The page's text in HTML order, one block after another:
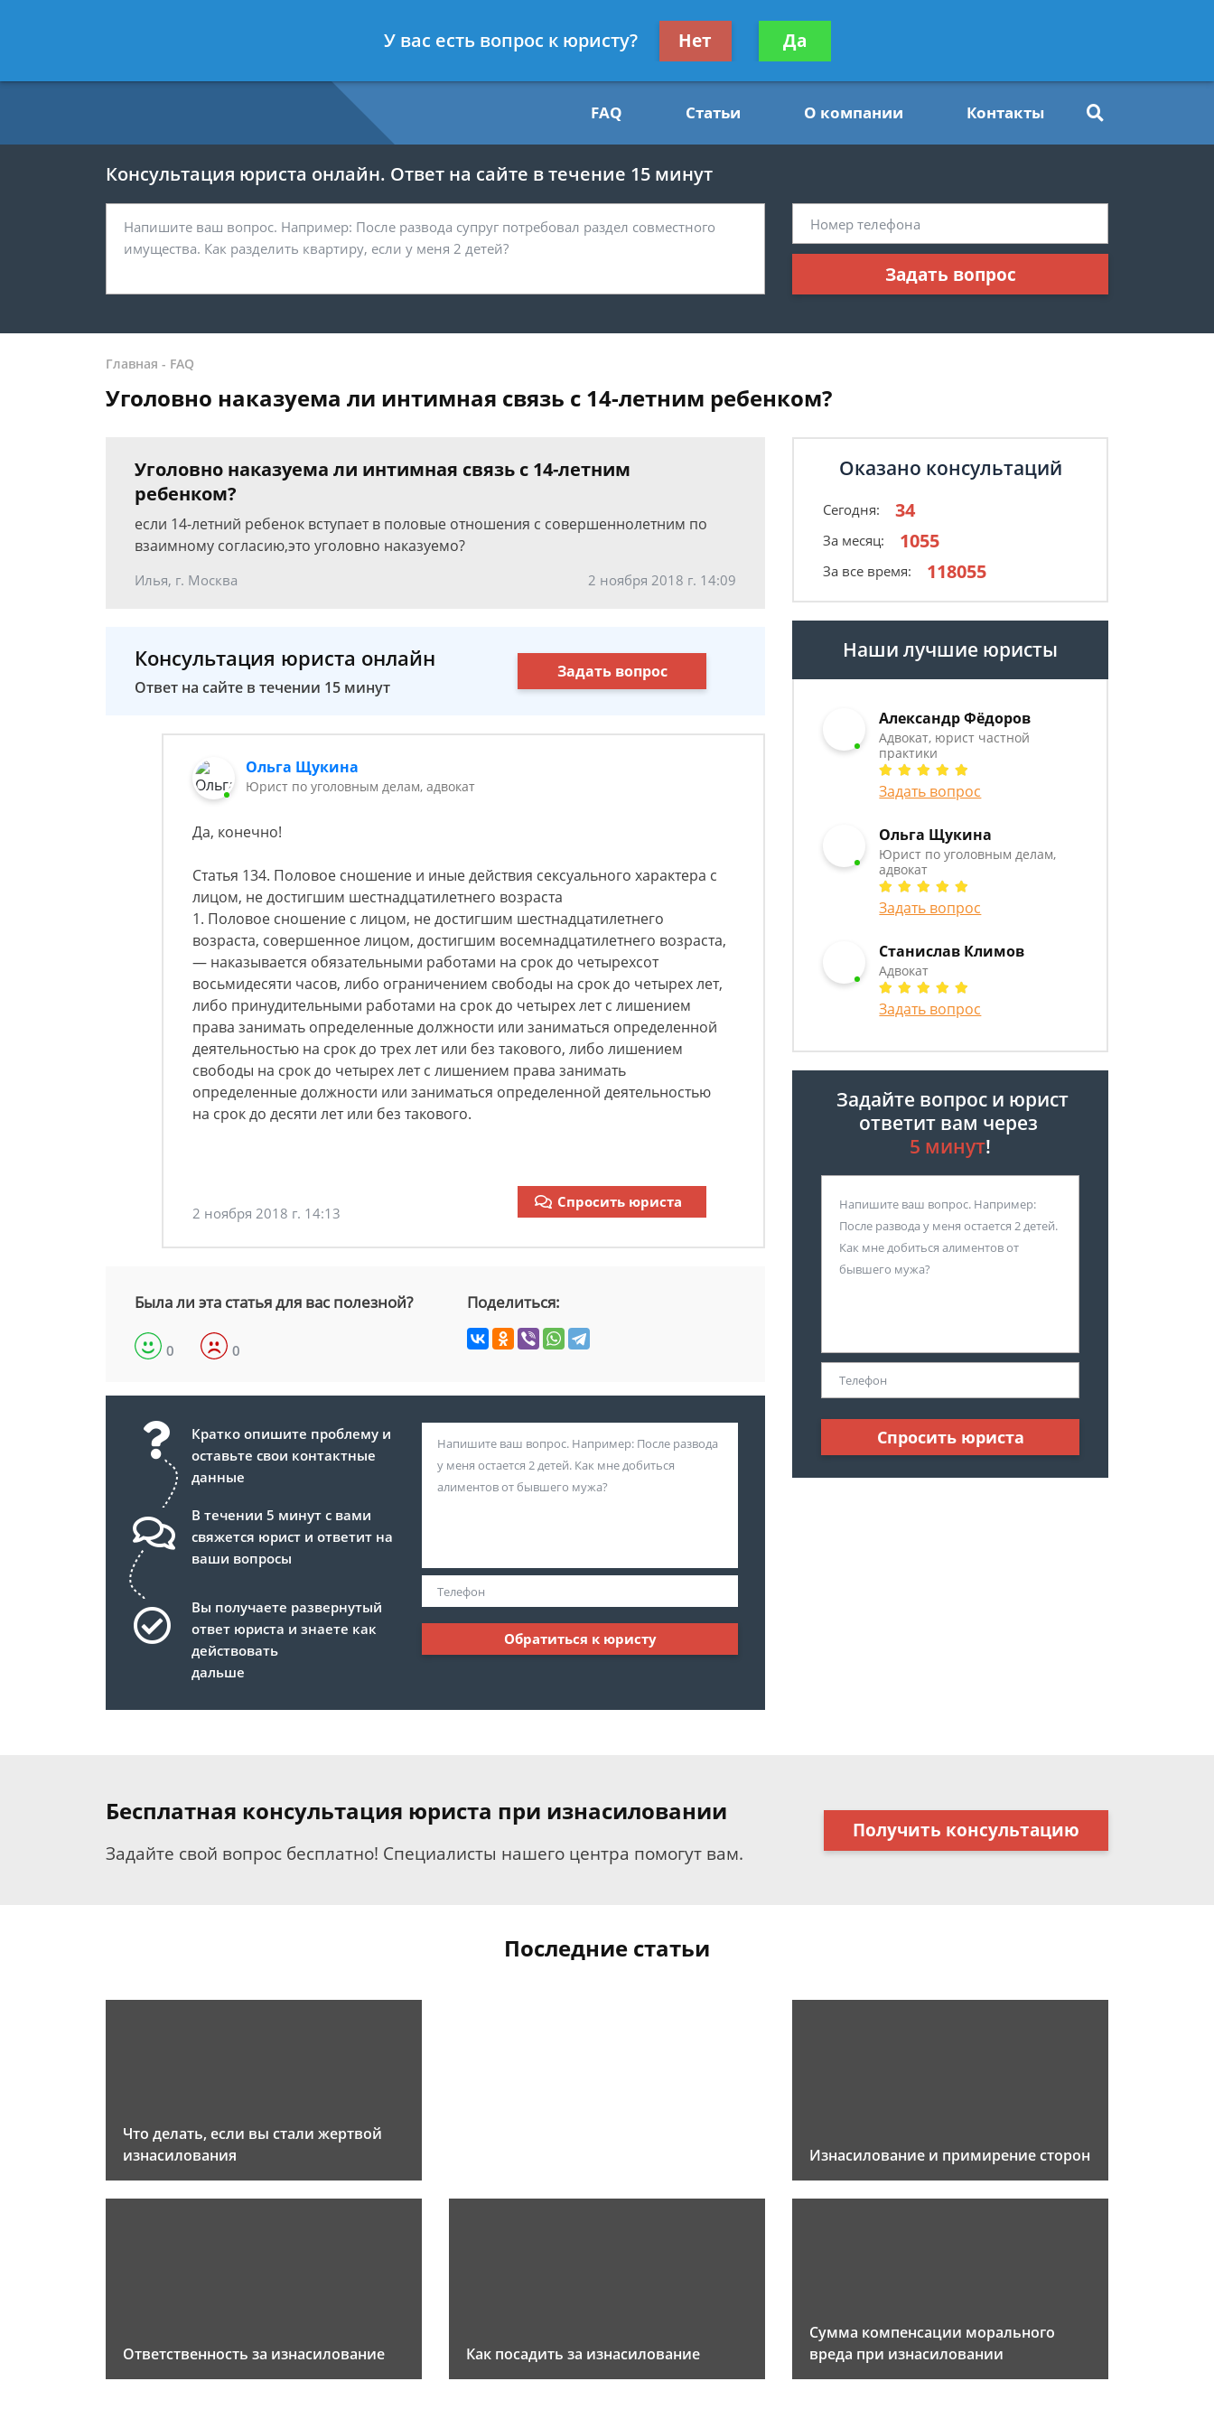
7 812 467-37-54
Получите консультацию
бесплатно
FAQ Статьи О компании Контакты
Консультация юриста онлайн. Ответ на сайте в течение 15 минут
Задать вопрос
Главная - FAQ
Уголовно наказуема ли интимная связь с 14-летним ребенком?
Уголовно наказуема ли интимная связь с 14-летним
ребенком?
если 14-летний ребенок вступает в половые отношения с совершеннолетним по
взаимному согласию,это уголовно наказуемо?
Илья, г. Москва 2 ноября 2018 г. 14:09
Консультация юриста онлайн
Ответ на сайте в течении 15 минут
Задать вопрос
Ольга Щукина
Юрист по уголовным делам, адвокат
Да, конечно!
Статья 134. Половое сношение и иные действия сексуального характера с
лицом, не достигшим шестнадцатилетнего возраста
1. Половое сношение с лицом, не достигшим шестнадцатилетнего
возраста, совершенное лицом, достигшим восемнадцатилетнего возраста,
— наказывается обязательными работами на срок до четырехсот
восьмидесяти часов, либо ограничением свободы на срок до четырех лет,
либо принудительными работами на срок до четырех лет с лишением
права занимать определенные должности или заниматься определенной
деятельностью на срок до трех лет или без такового, либо лишением
свободы на срок до четырех лет с лишением права занимать
определенные должности или заниматься определенной деятельностью
на срок до десяти лет или без такового.
2 ноября 2018 г. 14:13
Спросить юриста
Была ли эта статья для вас полезной?
0 0
Поделиться:
Кратко опишите проблему и
оставьте свои контактные
данные
В течении 5 минут с вами
свяжется юрист и ответит на
ваши вопросы
Вы получаете развернутый
ответ юриста и знаете как
действовать
дальше
Обратиться к юристу
Оказано консультаций
Сегодня: 34
За месяц: 1055
За все время: 118055
Наши лучшие юристы
Александр Фёдоров
Адвокат, юрист частной
практики
Задать вопрос
Ольга Щукина
Юрист по уголовным делам,
адвокат
Задать вопрос
Станислав Климов
Адвокат
Задать вопрос
Задайте вопрос и юрист
ответит вам через
5 минут!
Спросить юриста
Бесплатная консультация юриста при изнасиловании
Задайте свой вопрос бесплатно! Специалисты нашего центра помогут вам.
Получить консультацию
Последние статьи
Что делать, если вы стали жертвой
изнасилования
Изнасилование и примирение сторон
Ответственность за изнасилование Как посадить за изнасилование
Сумма компенсации морального
вреда при изнасиловании
У вас есть вопрос к юристу? Нет Да